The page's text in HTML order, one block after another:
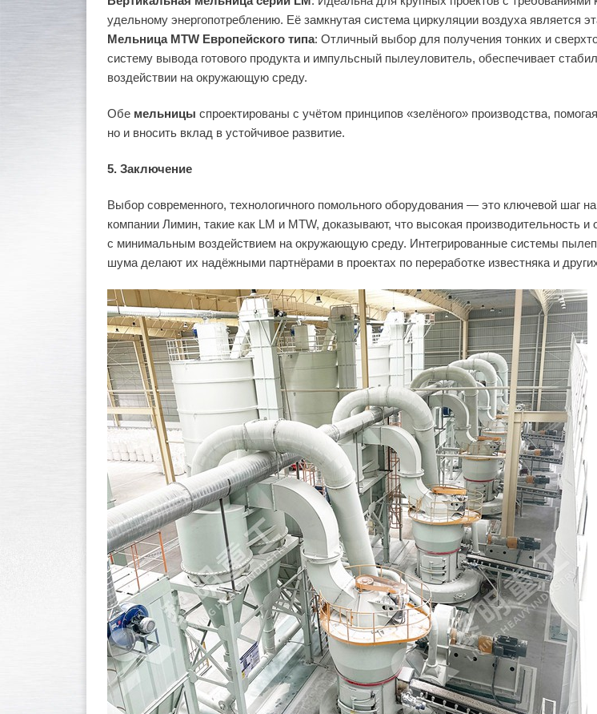
удельному энергопотреблению. Её замкнутая система циркуляции воздуха является
Мельница MTW Европейского типа: Отличный выбор для получения тонких и
систему вывода готового продукта и импульсный пылеуловитель, обеспечивает
воздействии на окружающую среду.
Обе мельницы спроектированы с учётом принципов «зелёного» производства,
но и вносить вклад в устойчивое развитие.
5. Заключение
Выбор современного, технологичного помольного оборудования — это ключевой шаг
компании Лимин, такие как LM и MTW, доказывают, что высокая производительность
с минимальным воздействием на окружающую среду. Интегрированные системы
шума делают их надёжными партнёрами в проектах по переработке известняка и